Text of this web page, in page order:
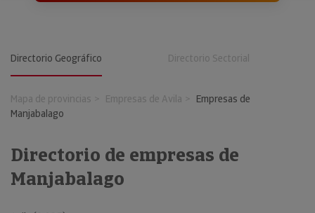
Directorio Geográfico Directorio Sectorial
Mapa de provincias Empresas de Avila
Empresas de
Manjabalago
Directorio de empresas de
Manjabalago